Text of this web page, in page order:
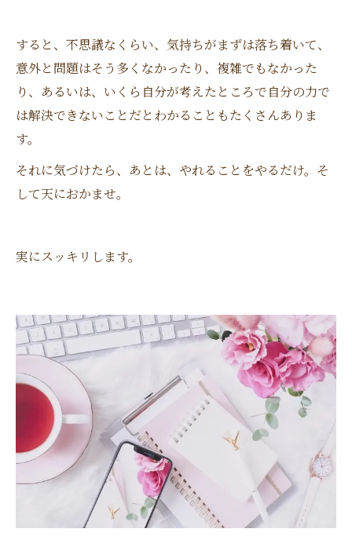
すると、不思議なくらい、気持ちがまずは落ち着いて、
意外と問題はそう多くなかったり、複雑でもなかった
り、あるいは、いくら自分が考えたところで自分の力で
は解決できないことだとわかることもたくさんありま
す。
それに気づけたら、あとは、やれることをやるだけ。そ
して天におかませ。
実にスッキリします。